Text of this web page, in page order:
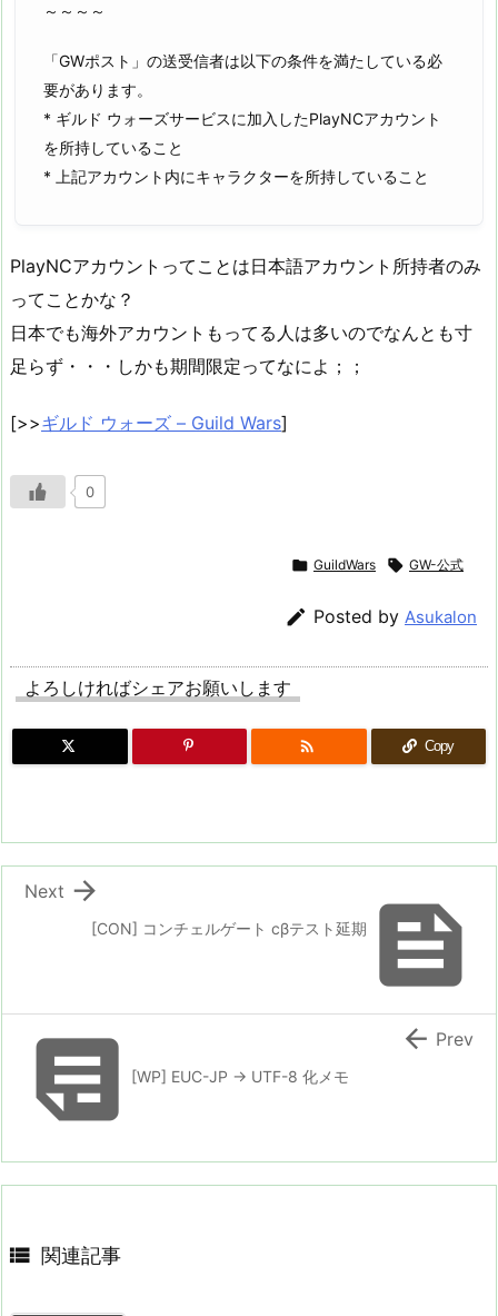
～～～～
「GWポスト」の送受信者は以下の条件を満たしている必
要があります。
* ギルド ウォーズサービスに加入したPlayNCアカウント
を所持していること
* 上記アカウント内にキャラクターを所持していること
PlayNCアカウントってことは日本語アカウント所持者のみ
ってことかな？
日本でも海外アカウントもってる人は多いのでなんとも寸
足らず・・・しかも期間限定ってなによ；；
[>>ギルド ウォーズ – Guild Wars]
0
 GuildWars  GW-公式
 Posted by Asukalon
よろしければシェアお願いします
 Copy

[CON] コンチェルゲート cβテスト延期

Next
[WP] EUC-JP → UTF-8 化メモ
 Prev
 関連記事